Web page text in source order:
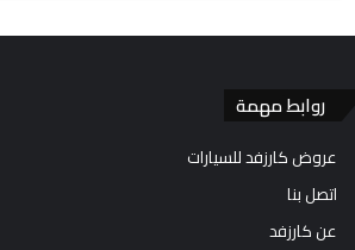
روابط مهمة
عروض كارزفد للسيارات
اتصل بنا
عن كارزفد